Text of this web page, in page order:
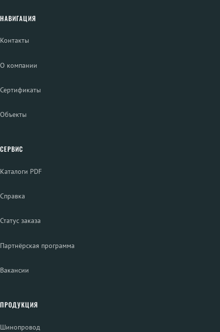
НАВИГАЦИЯ
Контакты
О компании
Сертификаты
Объекты
СЕРВИС
Каталоги PDF
Справка
Статус заказа
Партнёрская программа
Вакансии
ПРОДУКЦИЯ
Шинопровод